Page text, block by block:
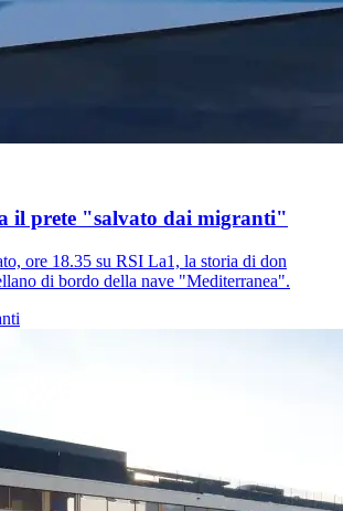
il prete "salvato dai migranti"
ore 18.35 su RSI La1, la storia di don
di bordo della nave "Mediterranea".